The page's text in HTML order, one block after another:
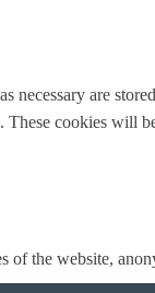
are
These cookies will
of the website,